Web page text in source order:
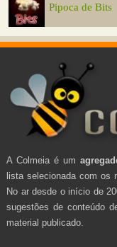
Pipoca de Bits
A Colmeia é um
lista selecionada com os
No ar desde o início de
sugestões de conteúdo
material publicado.